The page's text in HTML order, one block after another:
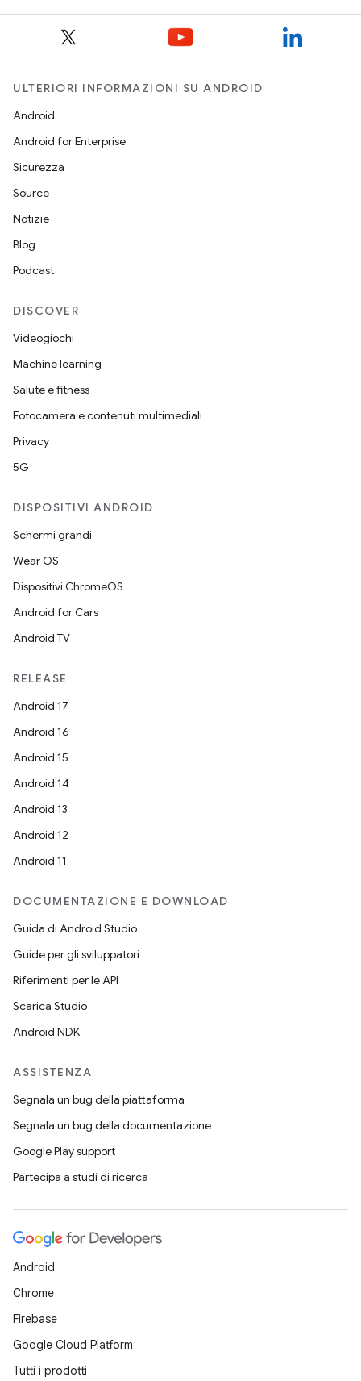
ULTERIORI INFORMAZIONI SU ANDROID
Android
Android for Enterprise
Sicurezza
Source
Notizie
Blog
Podcast
DISCOVER
Videogiochi
Machine learning
Salute e fitness
Fotocamera e contenuti multimediali
Privacy
5G
DISPOSITIVI ANDROID
Schermi grandi
Wear OS
Dispositivi ChromeOS
Android for Cars
Android TV
RELEASE
Android 17
Android 16
Android 15
Android 14
Android 13
Android 12
Android 11
DOCUMENTAZIONE E DOWNLOAD
Guida di Android Studio
Guide per gli sviluppatori
Riferimenti per le API
Scarica Studio
Android NDK
ASSISTENZA
Segnala un bug della piattaforma
Segnala un bug della documentazione
Google Play support
Partecipa a studi di ricerca
Android
Chrome
Firebase
Google Cloud Platform
Tutti i prodotti